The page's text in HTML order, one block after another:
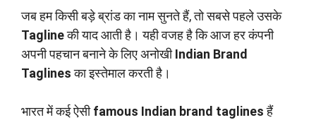
जब हम किसी बड़े ब्रांड का नाम सुनते हैं, तो सबसे पहले उसके
Taglineकी याद आती है। यही वजह है कि आज हर कंपनी
अपनी पहचान बनाने के लिए अनोखीIndian Brand
Taglinesका इस्तेमाल करती है।
भारत में कई ऐसीfamous Indian brand taglinesहैं